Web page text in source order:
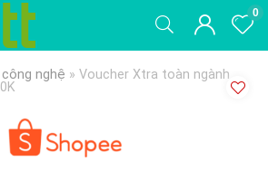
0
nghệ » Voucher Xtra toàn ngành